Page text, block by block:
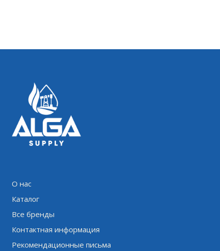
О нас
Каталог
Все бренды
Контактная информация
Рекомендационные письма